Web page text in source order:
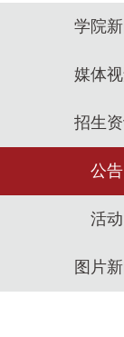
学院
媒体
招生
公告
活动
图片